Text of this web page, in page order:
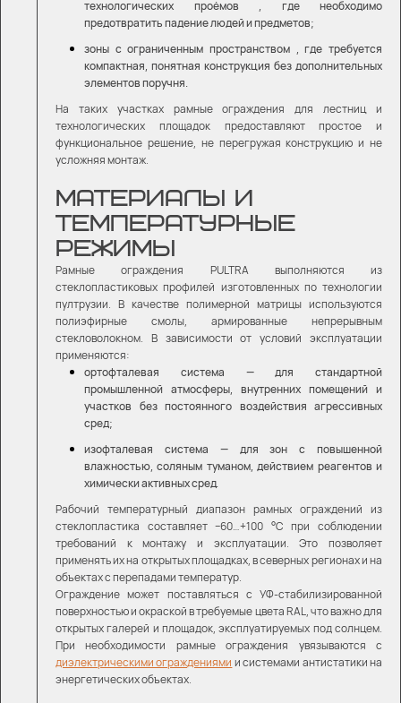
технологических проёмов , где необходимо
предотвратить падение людей и предметов;
зоны с ограниченным пространством , где требуется
компактная, понятная конструкция без дополнительных
элементов поручня.
На таких участках рамные ограждения для лестниц и
технологических площадок предоставляют простое и
функциональное решение, не перегружая конструкцию и не
усложняя монтаж.
МАТЕРИАЛЫ И
ТЕМПЕРАТУРНЫЕ
РЕЖИМЫ
Рамные ограждения PULTRA выполняются из
стеклопластиковых профилей изготовленных по технологии
пултрузии. В качестве полимерной матрицы используются
полиэфирные смолы, армированные непрерывным
стекловолокном. В зависимости от условий эксплуатации
применяются:
ортофталевая система — для стандартной
промышленной атмосферы, внутренних помещений и
участков без постоянного воздействия агрессивных
сред;
изофталевая система — для зон с повышенной
влажностью, соляным туманом, действием реагентов и
химически активных сред.
Рабочий температурный диапазон рамных ограждений из
стеклопластика составляет −60…+100 °C при соблюдении
требований к монтажу и эксплуатации. Это позволяет
применять их на открытых площадках, в северных регионах и на
объектах с перепадами температур.
Ограждение может поставляться с УФ-стабилизированной
поверхностью и окраской в требуемые цвета RAL, что важно для
открытых галерей и площадок, эксплуатируемых под солнцем.
При необходимости рамные ограждения увязываются с
диэлектрическими ограждениями и системами антистатики на
энергетических объектах.